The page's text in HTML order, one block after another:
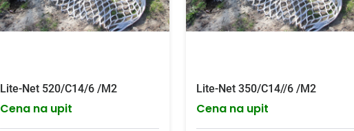
Lite-Net 520/C14/6 /M2
Cena na upit
Lite-Net 350/C14//6 /M2
Cena na upit